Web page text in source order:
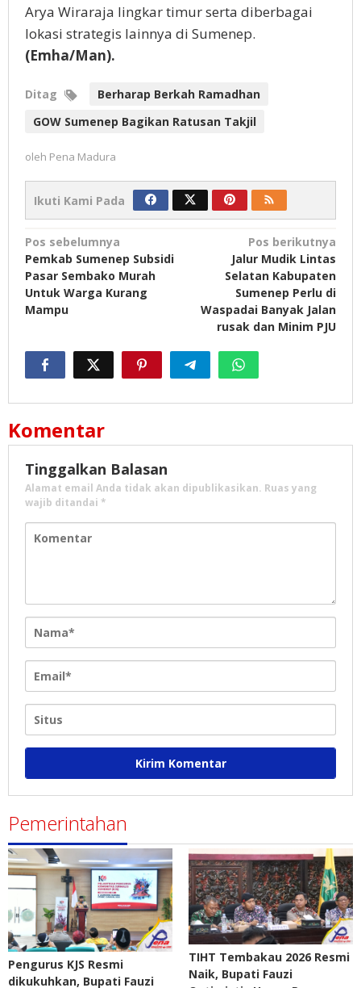
Arya Wiraraja lingkar timur serta diberbagai
lokasi strategis lainnya di Sumenep.
(Emha/Man).
Ditag
Berharap Berkah Ramadhan
GOW Sumenep Bagikan Ratusan Takjil
oleh Pena Madura
Ikuti Kami Pada
Navigasi
pos
Pos sebelumnya
Pemkab Sumenep Subsidi
Pasar Sembako Murah
Untuk Warga Kurang
Mampu
Pos berikutnya
Jalur Mudik Lintas
Selatan Kabupaten
Sumenep Perlu di
Waspadai Banyak Jalan
rusak dan Minim PJU
Komentar
Tinggalkan Balasan
Alamat email Anda tidak akan dipublikasikan. Ruas yang
wajib ditandai *
Pemerintahan
Pengurus KJS Resmi
dikukuhkan, Bupati Fauzi
TIHT Tembakau 2026 Resmi
Naik, Bupati Fauzi